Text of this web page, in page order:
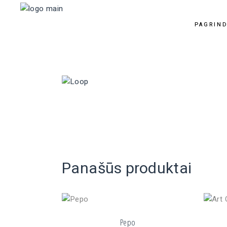
Panašūs produktai
Pepo